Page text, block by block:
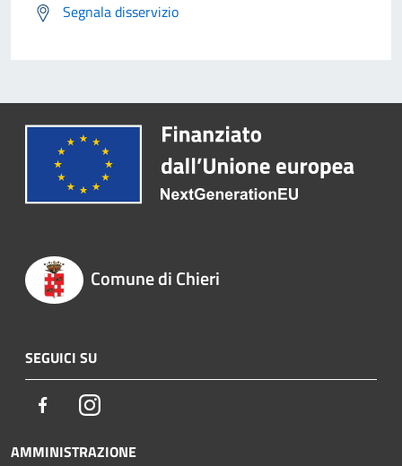
Segnala disservizio
Comune di Chieri
SEGUICI SU
FacebookInstagram
AMMINISTRAZIONE